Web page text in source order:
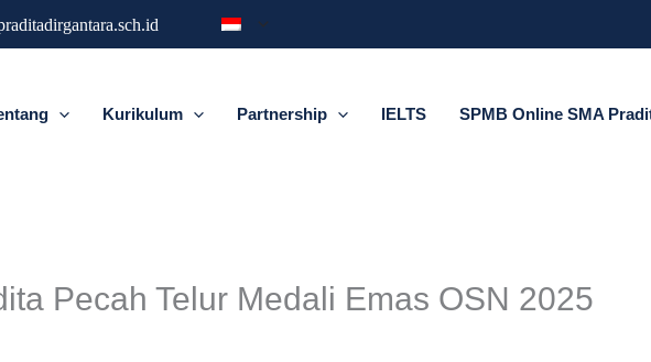
Kurikulum Partnership IELTS SPMB Online SMA
Pecah Telur Medali Emas OSN 2025